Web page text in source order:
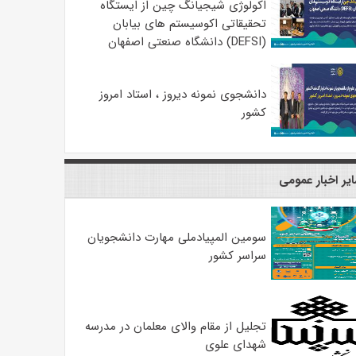
اکولوژی شیجیانگ چین از ایستگاه
تحقیقاتی اکوسیستم های بیابان
(DEFSI) دانشگاه صنعتی اصفهان
دانشجوی نمونه دیروز ، استاد امروز
کشور
اخبار عمومی
سومین المپیادملی مهارت دانشجویان
سراسر کشور
تجلیل از مقام والای معلمان در مدرسه
شهدای علوی